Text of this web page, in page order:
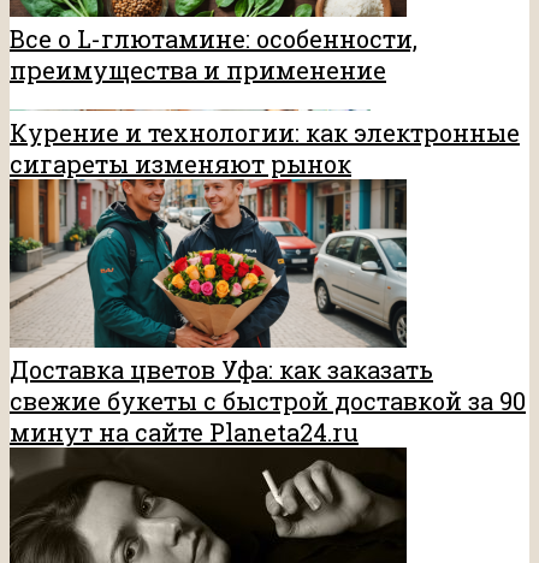
Все о L-глютамине: особенности,
преимущества и применение
Курение и технологии: как электронные
сигареты изменяют рынок
Доставка цветов Уфа: как заказать
свежие букеты с быстрой доставкой за 90
минут на сайте Planeta24.ru